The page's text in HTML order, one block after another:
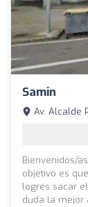
Samin
Av. Alcalde
Bienvenidos/
objetivo es
logres sacar
duda la mejor